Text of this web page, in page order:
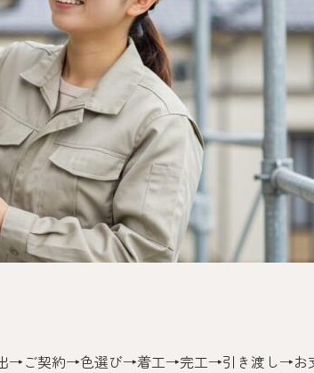
の流れ
FLOW
→ご契約→色選び→着工→完工→引き渡し→お